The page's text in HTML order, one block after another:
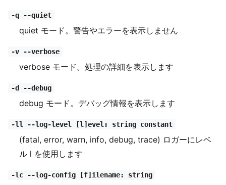
-q --quiet
quiet モード。警告やエラーを表示しません
-v --verbose
verbose モード。処理の詳細を表示します
-d --debug
debug モード。デバッグ情報を表示します
-ll --log-level [l]evel: string constant
(fatal, error, warn, info, debug, trace) ロガーにレベ
ル l を使用します
-lc --log-config [f]ilename: string